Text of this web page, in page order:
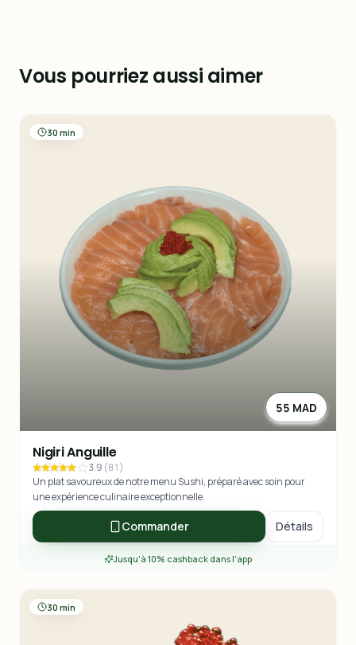
Vous pourriez aussi aimer
30 min
55 MAD
Nigiri Anguille
3.9 (81)
Un plat savoureux de notre menu Sushi, préparé avec soin pour
une expérience culinaire exceptionnelle.
Commander Détails
Jusqu'à 10% cashback dans l'app
30 min